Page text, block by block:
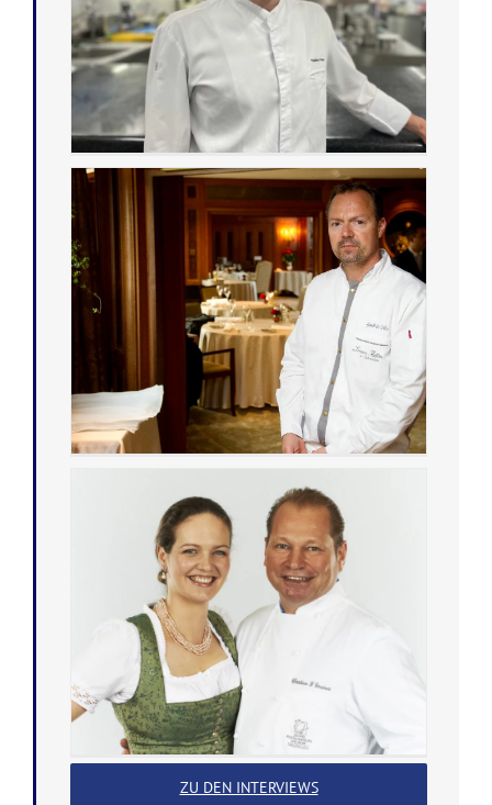
ZU DEN INTERVIEWS